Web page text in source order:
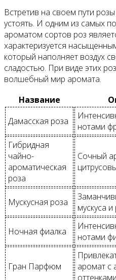
Встретив на своем пути
устоять. И одним из самых
ароматом сортов роз
характеризуется
который наполняет воздух
сладостью. При виде этих
волшебный мир аромата.
Название
Дамасская роза
нотами
Гибридная
чайно-
ароматическая
роза
Сочный
Мускусная роза
мускуса
Ночная фиалка
нотами
Гран Парфюм
аромат с